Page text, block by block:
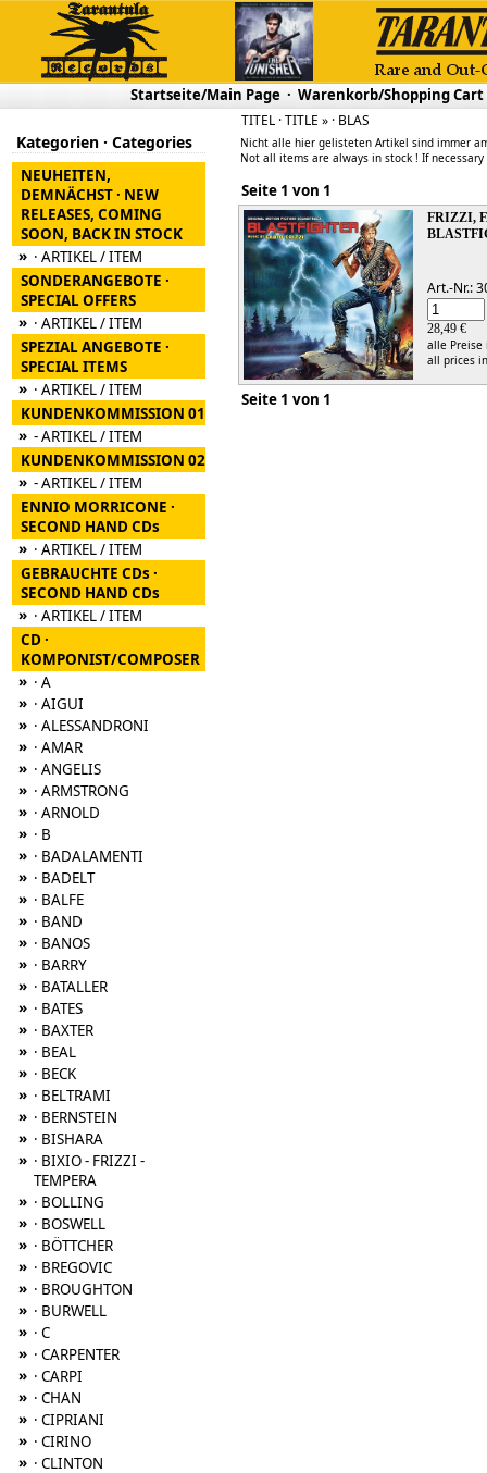
Startseite/Main Page · Warenkorb/Shopping Cart
Kategorien · Categories
NEUHEITEN,
DEMNÄCHST · NEW
RELEASES, COMING
SOON, BACK IN STOCK
» · ARTIKEL / ITEM
SONDERANGEBOTE ·
SPECIAL OFFERS
» · ARTIKEL / ITEM
SPEZIAL ANGEBOTE ·
SPECIAL ITEMS
» · ARTIKEL / ITEM
KUNDENKOMMISSION 01
» - ARTIKEL / ITEM
KUNDENKOMMISSION 02
» - ARTIKEL / ITEM
ENNIO MORRICONE ·
SECOND HAND CDs
» · ARTIKEL / ITEM
GEBRAUCHTE CDs ·
SECOND HAND CDs
» · ARTIKEL / ITEM
CD ·
KOMPONIST/COMPOSER
» · A
» · AIGUI
» · ALESSANDRONI
» · AMAR
» · ANGELIS
» · ARMSTRONG
» · ARNOLD
» · B
» · BADALAMENTI
» · BADELT
» · BALFE
» · BAND
» · BANOS
» · BARRY
» · BATALLER
» · BATES
» · BAXTER
» · BEAL
» · BECK
» · BELTRAMI
» · BERNSTEIN
» · BISHARA
» · BIXIO - FRIZZI -
TEMPERA
» · BOLLING
» · BOSWELL
» · BÖTTCHER
» · BREGOVIC
» · BROUGHTON
» · BURWELL
» · C
» · CARPENTER
» · CARPI
» · CHAN
» · CIPRIANI
» · CIRINO
» · CLINTON
TITEL · TITLE » · BLAS
Nicht alle hier gelisteten Artikel sind immer
Not all items are always in stock ! If
Seite 1 von 1
FRIZZI,
Art.-Nr.:
28,49 €
alle
all prices
Seite 1 von 1